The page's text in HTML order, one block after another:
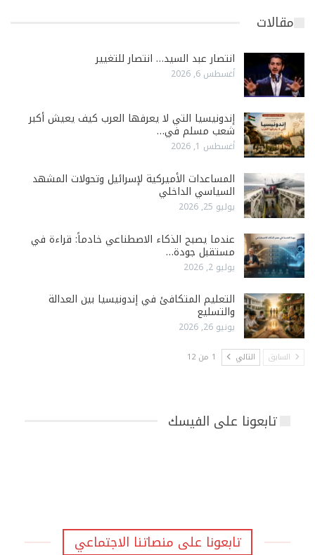
مقالات
انتصار عبد السيد… انتصار للتغيير
أغسطس 6, 2026
إندونيسيا التي لا يعرفها العرب كيف يعيش أكبر
شعب مسلم في…
أغسطس 1, 2026
المساعدات الأميركية لإسرائيل وتحولات المشهد
السياسي الداخلي
يوليو 25, 2026
عندما يصبح الذكاء الاصطناعي خادماً: قراءة في
مستقبل جودة…
يوليو 2, 2026
التعليم المتكافئ في إندونيسيا بين العدالة
والتسليع
يونيو 26, 2026
السابق التالي 1 من 12
تابعونا على الفيسك
تابعونا على منصاتنا الاجتماعي